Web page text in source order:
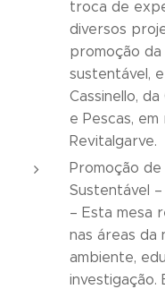
troca de
diversos
promoção da
sustentável,
Cassinello,
e Pescas,
Revitalgarve.
Promoção de
Sustentável
– Esta mesa
nas áreas da
ambiente,
investigação.